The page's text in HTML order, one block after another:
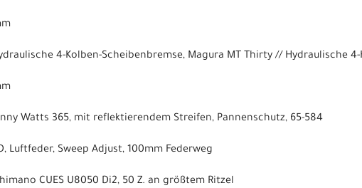
4-Kolben-Scheibenbremse, Magura MT Thirty // Hydraulische
Watts 365, mit reflektierendem Streifen, Pannenschutz, 65-584
Luftfeder, Sweep Adjust, 100mm Federweg
CUES U8050 Di2, 50 Z. an größtem Ritzel